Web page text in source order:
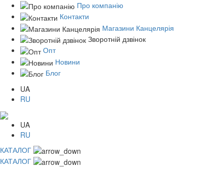
Про компанію
Контакти
Магазини Канцелярія
Зворотній дзвінок
Опт
Новини
Блог
UA
RU
UA
RU
КАТАЛОГ
КАТАЛОГ